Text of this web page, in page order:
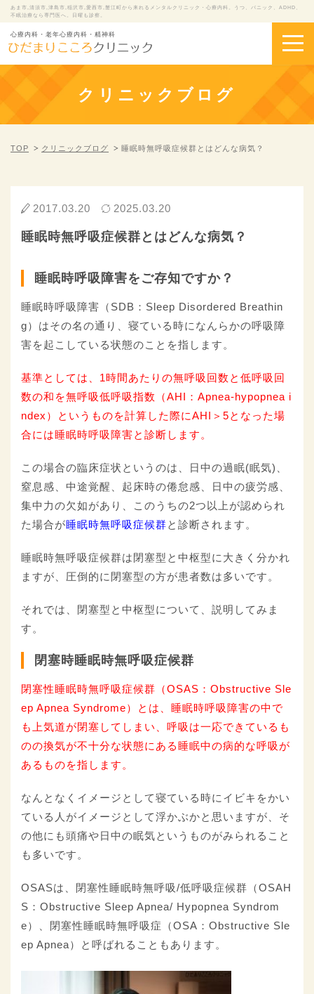
あま市,清須市,津島市,稲沢市,愛西市,蟹江町から来れるメンタルクリニック・心療内科。うつ、パニック、ADHD、
不眠治療なら専門医へ。日曜も診察。
心療内科・老年心療内科・精神科
クリニックブログ
TOP クリニックブログ 睡眠時無呼吸症候群とはどんな病気？
2017.03.20 2025.03.20
睡眠時無呼吸症候群とはどんな病気？
睡眠時呼吸障害をご存知ですか？
睡眠時呼吸障害（SDB：Sleep Disordered Breathin
g）はその名の通り、寝ている時になんらかの呼吸障
害を起こしている状態のことを指します。
基準としては、1時間あたりの無呼吸回数と低呼吸回
数の和を無呼吸低呼吸指数（AHI：Apnea-hypopnea i
ndex）というものを計算した際にAHI＞5となった場
合には睡眠時呼吸障害と診断します。
この場合の臨床症状というのは、日中の過眠(眠気)、
窒息感、中途覚醒、起床時の倦怠感、日中の疲労感、
集中力の欠如があり、このうちの2つ以上が認められ
た場合が睡眠時無呼吸症候群と診断されます。
睡眠時無呼吸症候群は閉塞型と中枢型に大きく分かれ
ますが、圧倒的に閉塞型の方が患者数は多いです。
それでは、閉塞型と中枢型について、説明してみま
す。
閉塞時睡眠時無呼吸症候群
閉塞性睡眠時無呼吸症候群（OSAS：Obstructive Sle
ep Apnea Syndrome）とは、睡眠時呼吸障害の中で
も上気道が閉塞してしまい、呼吸は一応できているも
のの換気が不十分な状態にある睡眠中の病的な呼吸が
あるものを指します。
なんとなくイメージとして寝ている時にイビキをかい
ている人がイメージとして浮かぶかと思いますが、そ
の他にも頭痛や日中の眠気というものがみられること
も多いです。
OSASは、閉塞性睡眠時無呼吸/低呼吸症候群（OSAH
S：Obstructive Sleep Apnea/ Hypopnea Syndrom
e）、閉塞性睡眠時無呼吸症（OSA：Obstructive Sle
ep Apnea）と呼ばれることもあります。